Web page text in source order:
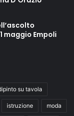
maggio Empoli
su tavola
istruzione moda